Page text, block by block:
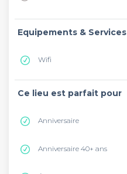
Equipements & Services
Wifi
Ce lieu est parfait pour
Anniversaire
Anniversaire 40+ ans